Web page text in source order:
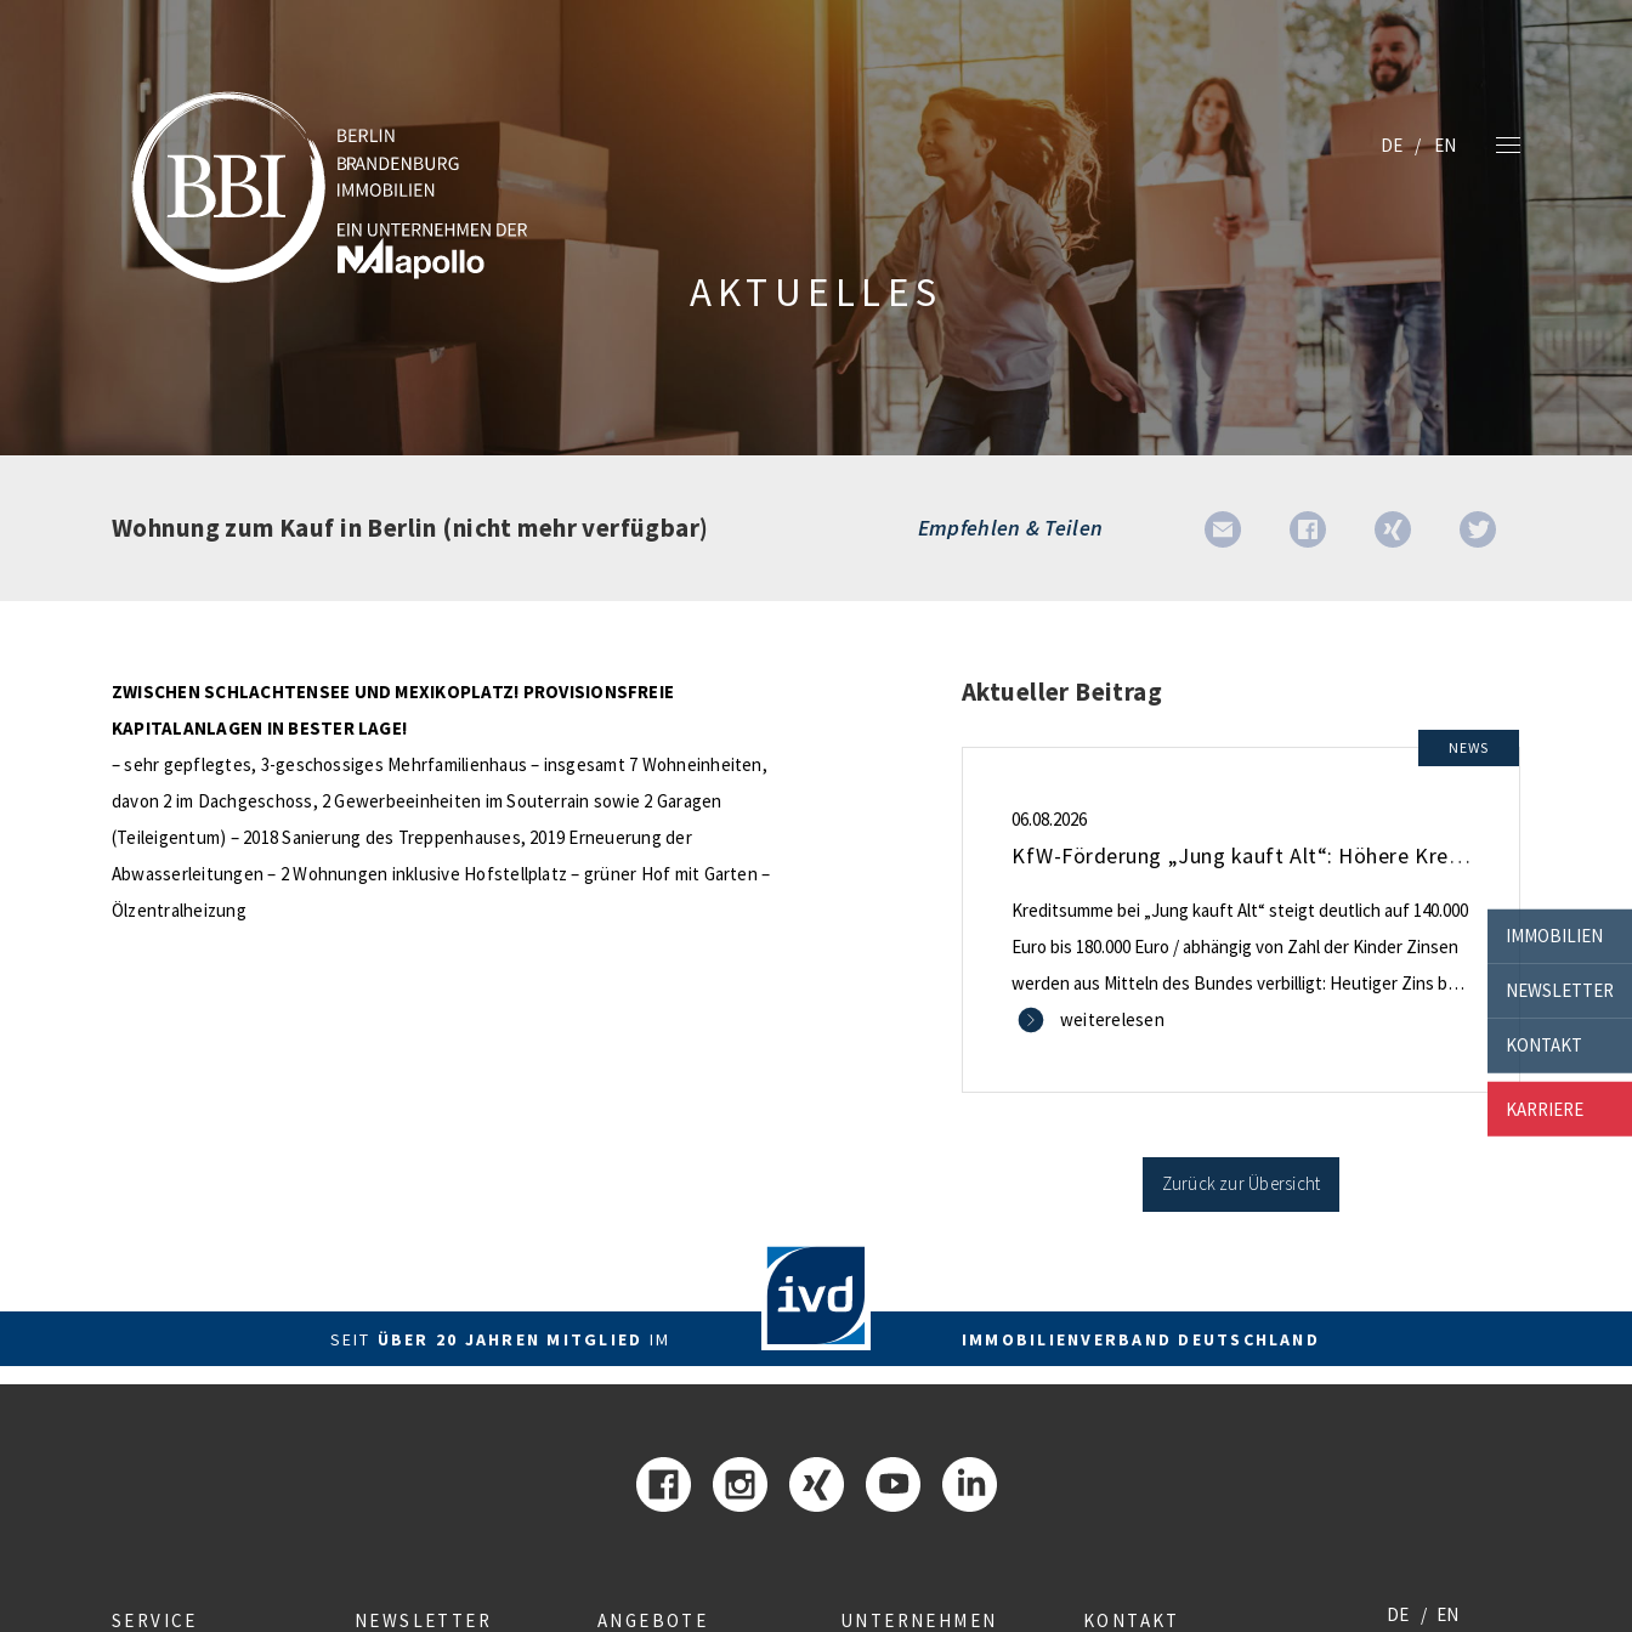
IMMOBILIEN
NEWSLETTER
KONTAKT
KARRIERE
DE EN
AKTUELLES
Wohnung zum Kauf in Berlin (nicht mehr verfügbar) Empfehlen & Teilen
ZWISCHEN SCHLACHTENSEE UND MEXIKOPLATZ! PROVISIONSFREIE
KAPITALANLAGEN IN BESTER LAGE!
– sehr gepflegtes, 3-geschossiges Mehrfamilienhaus – insgesamt 7 Wohneinheiten,
davon 2 im Dachgeschoss, 2 Gewerbeeinheiten im Souterrain sowie 2 Garagen
(Teileigentum) – 2018 Sanierung des Treppenhauses, 2019 Erneuerung der
Abwasserleitungen – 2 Wohnungen inklusive Hofstellplatz – grüner Hof mit Garten –
Ölzentralheizung
Aktueller Beitrag
NEWS
06.08.2026
KfW-Förderung „Jung kauft Alt“: Höhere Kredite ab August 2026
Kreditsumme bei „Jung kauft Alt“ steigt deutlich auf 140.000
Euro bis 180.000 Euro / abhängig von Zahl der Kinder Zinsen
werden aus Mitteln des Bundes verbilligt: Heutiger Zins bei
0,53 Prozent effektiv bei 35 Jahren Laufzeit und 10 Jahren
energetischer Sanierung binnen 54 Monaten nach
weiterelesen
Zurück zur Übersicht
SEIT ÜBER 20 JAHREN MITGLIED IM IMMOBILIENVERBAND DEUTSCHLAND
SERVICE NEWSLETTER ANGEBOTE UNTERNEHMEN KONTAKT DE EN